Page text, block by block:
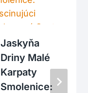
Jaskyňa
Driny Malé
Karpaty
Smolenice: